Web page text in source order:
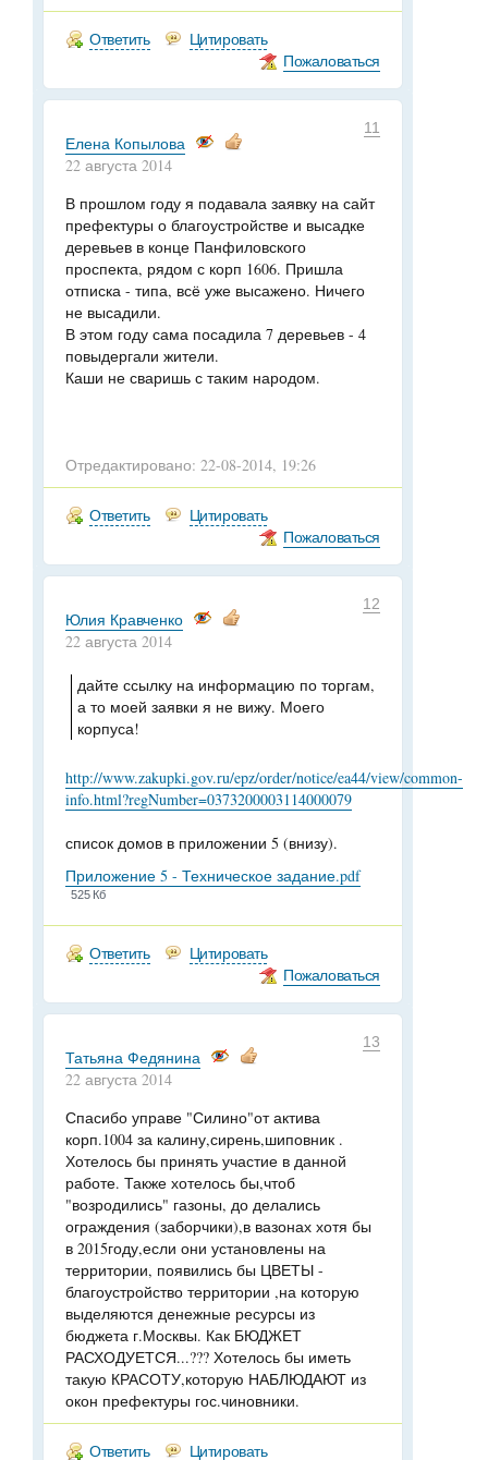
Ответить
Цитировать
Пожаловаться
11
Елена Копылова
22 августа 2014
В прошлом году я подавала заявку на сайт
префектуры о благоустройстве и высадке
деревьев в конце Панфиловского
проспекта, рядом с корп 1606. Пришла
отписка - типа, всё уже высажено. Ничего
не высадили.
В этом году сама посадила 7 деревьев - 4
повыдергали жители.
Каши не сваришь с таким народом.
Отредактировано: 22-08-2014, 19:26
Ответить
Цитировать
Пожаловаться
12
Юлия Кравченко
22 августа 2014
дайте ссылку на информацию по торгам,
а то моей заявки я не вижу. Моего
корпуса!
http://www.zakupki.gov.ru/epz/order/notice/ea44/view/common-
info.html?regNumber=0373200003114000079
список домов в приложении 5 (внизу).
Приложение 5 - Техническое задание.pdf
525 Кб
Ответить
Цитировать
Пожаловаться
13
Татьяна Федянина
22 августа 2014
Спасибо управе "Силино"от актива
корп.1004 за калину,сирень,шиповник .
Хотелось бы принять участие в данной
работе. Также хотелось бы,чтоб
"возродились" газоны, до делались
ограждения (заборчики),в вазонах хотя бы
в 2015году,если они установлены на
территории, появились бы ЦВЕТЫ -
благоустройство территории ,на которую
выделяются денежные ресурсы из
бюджета г.Москвы. Как БЮДЖЕТ
РАСХОДУЕТСЯ...??? Хотелось бы иметь
такую КРАСОТУ,которую НАБЛЮДАЮТ из
окон префектуры гос.чиновники.
Ответить
Цитировать